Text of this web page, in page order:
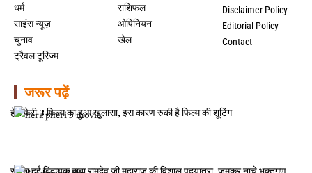
धर्म
साइंस न्यूज़
चुनाव
ट्रैवल-टूरिज्म
राशिफल
ओपिनियन
खेल
Disclaimer Policy
Editorial Policy
Contact
जरूर पढ़ें
हेरा फेरी 3 फिल्म का हुआ खुलासा, इस कारण रुकी है फिल्म की शूटिंग